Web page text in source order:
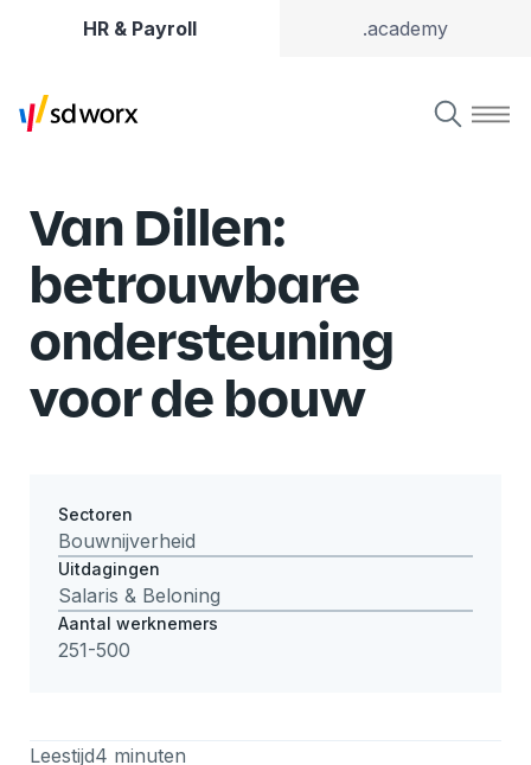
HR & Payroll .academy
Van Dillen:
betrouwbare
ondersteuning
voor de bouw
Sectoren
Bouwnijverheid
Uitdagingen
Salaris & Beloning
Aantal werknemers
251-500
Leestijd4 minuten